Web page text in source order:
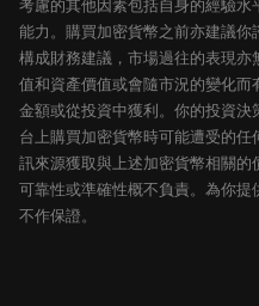
考慮的其他因素包括自身的經驗
能力。購買加密貨幣之前亦建議
構成財務建議，市場過往的表現
值和資產價值或會隨市況的變化
金額或從投資中獲利。你的投資
台上購買加密貨幣時可能遭受的
訊來源獲取與上述加密貨幣相關
可靠性或準確性概不負責。為你
不作保證。